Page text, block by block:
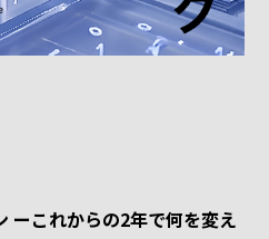
ーこれからの2年で何を変え